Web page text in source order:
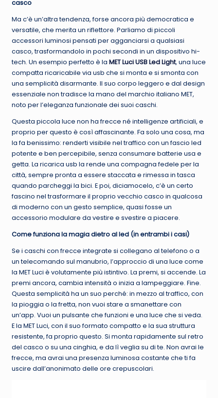
casco
Ma c’è un’altra tendenza, forse ancora più democratica e
versatile, che merita un riflettore. Parliamo di piccoli
accessori luminosi pensati per agganciarsi a qualsiasi
casco, trasformandolo in pochi secondi in un dispositivo hi-
tech. Un esempio perfetto è la MET Luci USB Led Light, una luce
compatta ricaricabile via usb che si monta e si smonta con
una semplicità disarmante. Il suo corpo leggero e dal design
essenziale non tradisce la mano del marchio italiano MET,
noto per l’eleganza funzionale dei suoi caschi.
Questa piccola luce non ha frecce né intelligenze artificiali, e
proprio per questo è così affascinante. Fa solo una cosa, ma
la fa benissimo: renderti visibile nel traffico con un fascio led
potente e ben percepibile, senza consumare batterie usa e
getta. La ricarica usb la rende una compagna fedele per la
città, sempre pronta a essere staccata e rimessa in tasca
quando parcheggi la bici. E poi, diciamocelo, c’è un certo
fascino nel trasformare il proprio vecchio casco in qualcosa
di moderno con un gesto semplice, quasi fosse un
accessorio modulare da vestire e svestire a piacere.
Come funziona la magia dietro al led (in entrambi i casi)
Se i caschi con frecce integrate si collegano al telefono o a
un telecomando sul manubrio, l’approccio di una luce come
la MET Luci è volutamente più istintivo. La premi, si accende. La
premi ancora, cambia intensità o inizia a lampeggiare. Fine.
Questa semplicità ha un suo perché: in mezzo al traffico, con
la pioggia o la fretta, non vuoi stare a smanettare con
un’app. Vuoi un pulsante che funzioni e una luce che si veda.
E la MET Luci, con il suo formato compatto e la sua struttura
resistente, fa proprio questo. Si monta rapidamente sul retro
del casco o su una cinghia, e da lì veglia su di te. Non avrai le
frecce, ma avrai una presenza luminosa costante che ti fa
uscire dall’anonimato delle ore crepuscolari.